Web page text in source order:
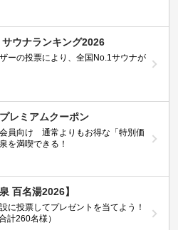
ウナランキング2026
ーの投票により、全国No.1サウナが
レミアムクーポン
員向け 通常よりもお得な「特別価
を満喫できる！
百名湯2026】
に投票してプレゼントを当てよう！
計260名様）